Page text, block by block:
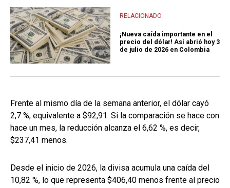
RELACIONADO
¡Nueva caída importante en el
precio del dólar! Así abrió hoy 3
de julio de 2026 en Colombia
Frente al mismo día de la semana anterior, el dólar cayó
2,7 %, equivalente a $92,91. Si la comparación se hace con
hace un mes, la reducción alcanza el 6,62 %, es decir,
$237,41 menos.
Desde el inicio de 2026, la divisa acumula una caída del
10,82 %, lo que representa $406,40 menos frente al precio